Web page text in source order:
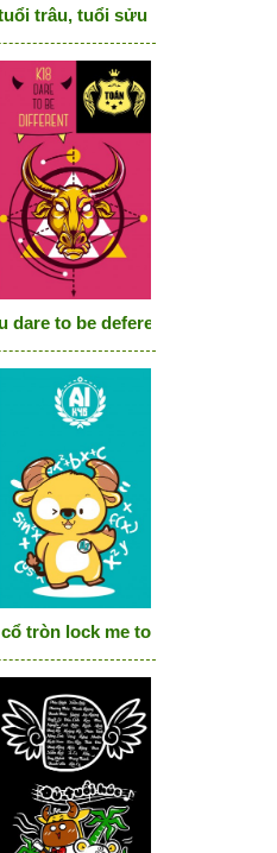
trâu, tuổi sửu friendship u
to be deferent
tròn lock me to your